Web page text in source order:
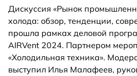
Дискуссия «Рынок
холода: обзор, тенденции,
прошла рамках деловой
AIRVent 2024. Партнером
«Холодильная техника».
выступил Илья Малафеев,